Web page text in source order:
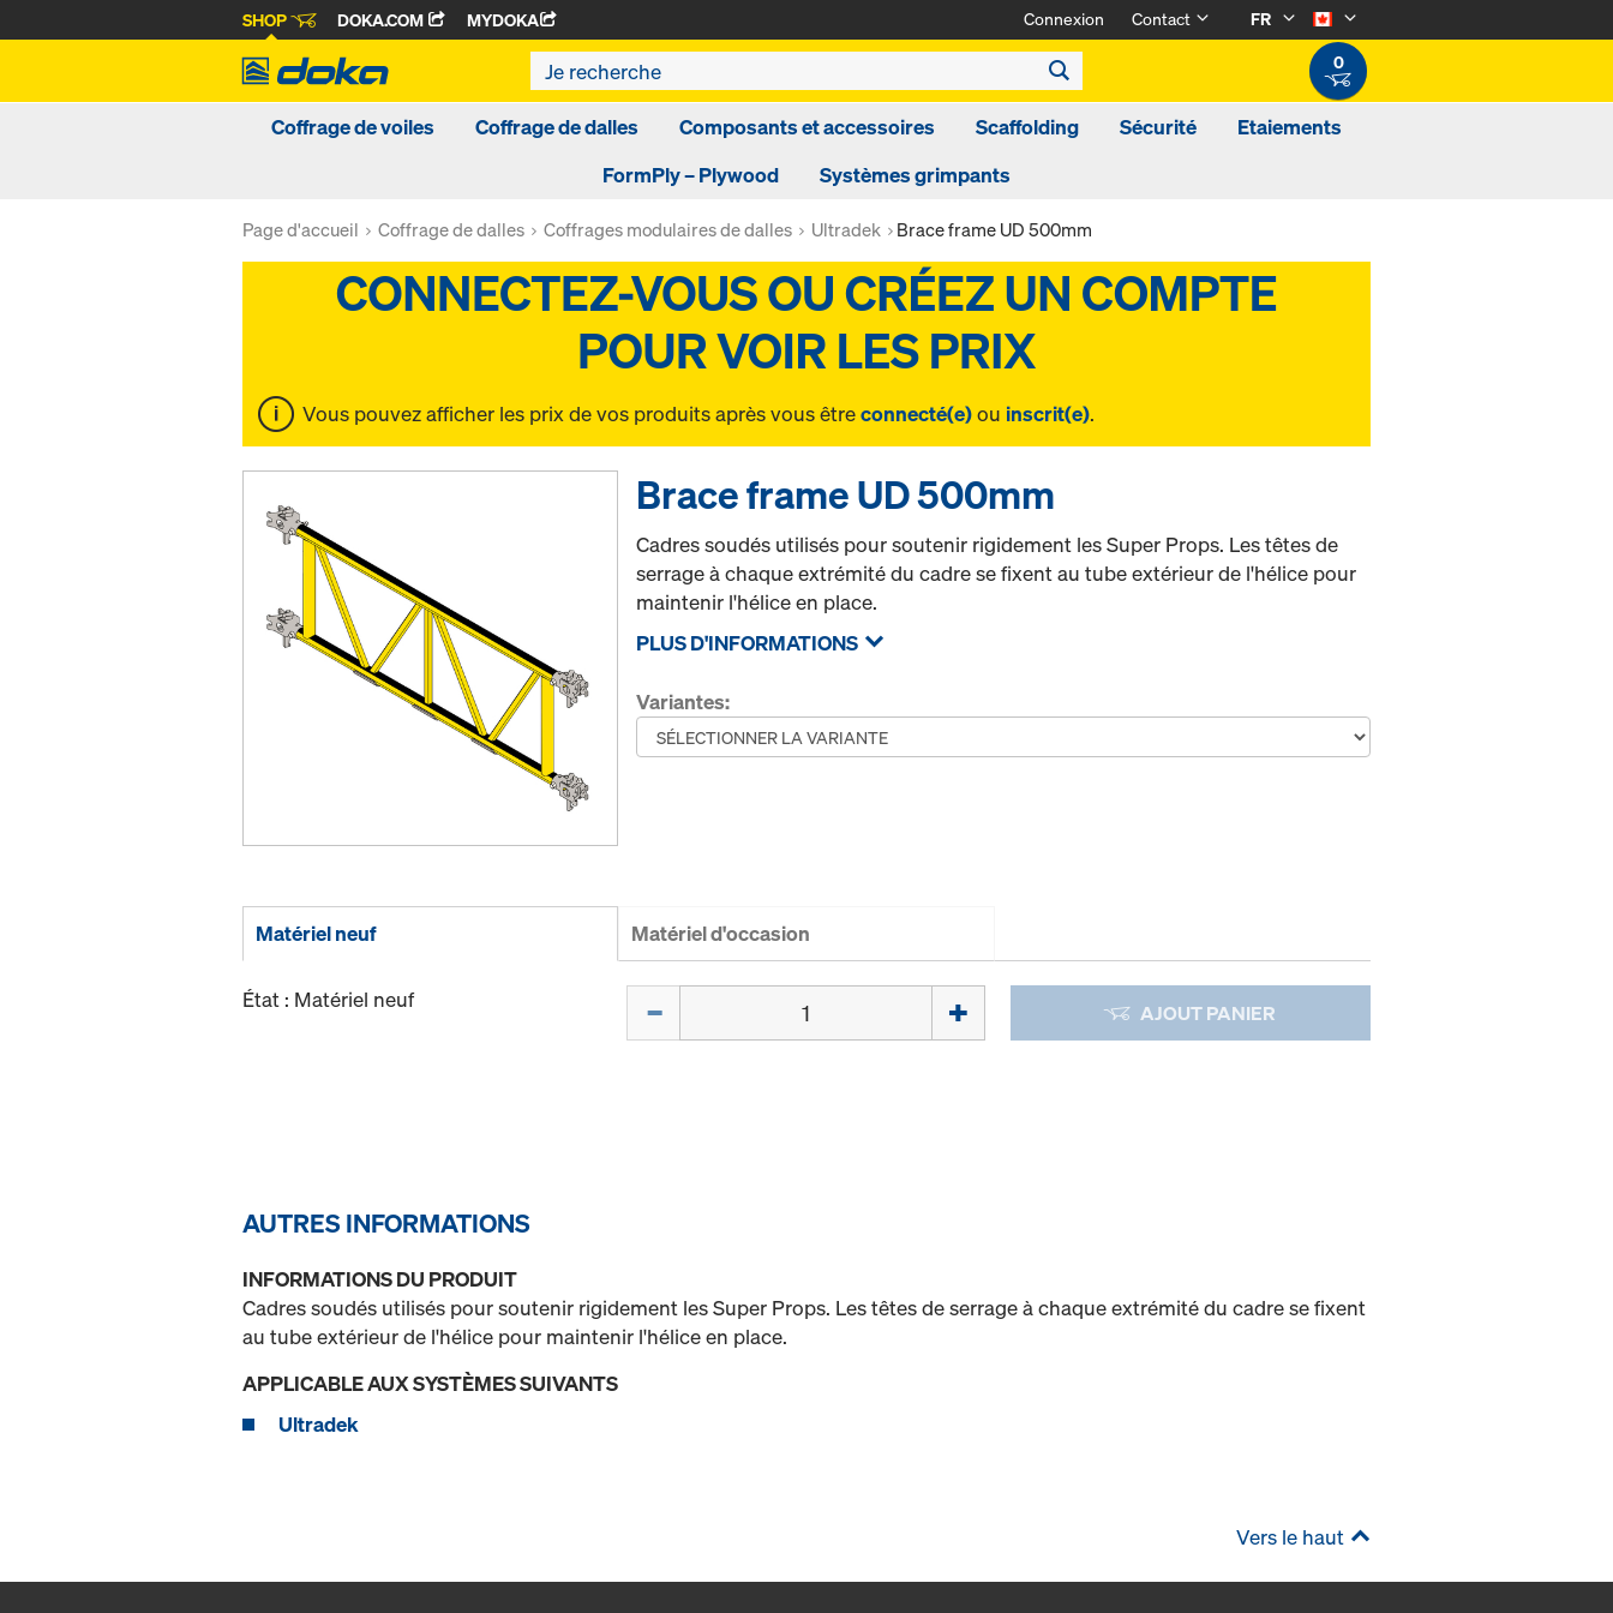
SHOP DOKA.COM MYDOKA Connexion Contact
FR
0
Coffrage de voiles Coffrage de dalles Composants et accessoires Scaffolding Sécurité
Etaiements
FormPly – Plywood
Systèmes grimpants
Page d'accueil Coffrage de dalles Coffrages modulaires de dalles Ultradek Brace frame UD 500mm
Vous pouvez afficher les prix de vos produits après vous êtreconnecté(e)ou inscrit(e).
Brace frame UD 500mm
Cadres soudés utilisés pour soutenir rigidement les Super Props. Les têtes de
serrage à chaque extrémité du cadre se fixent au tube extérieur de l'hélice pour
maintenir l'hélice en place.
PLUS D'INFORMATIONS
Variantes:
Matériel neuf Matériel d'occasion
État : Matériel neuf AJOUT PANIER
AUTRES INFORMATIONS
INFORMATIONS DU PRODUIT
Cadres soudés utilisés pour soutenir rigidement les Super Props. Les têtes de serrage à chaque extrémité du cadre se fixent
au tube extérieur de l'hélice pour maintenir l'hélice en place.
APPLICABLE AUX SYSTÈMES SUIVANTS
Ultradek
Vers le haut